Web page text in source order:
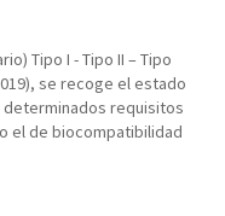
Tipo I - Tipo II – Tipo
se recoge el estado
determinados requisitos
el de biocompatibilidad